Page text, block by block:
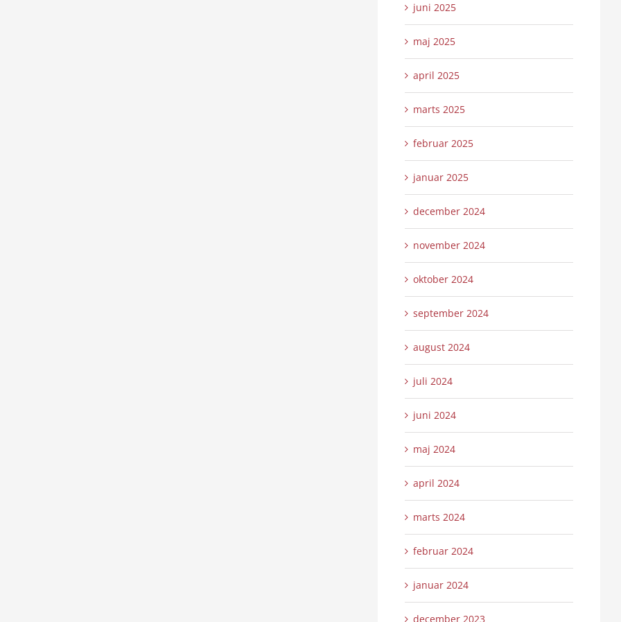
juni 2025
maj 2025
april 2025
marts 2025
februar 2025
januar 2025
december 2024
november 2024
oktober 2024
september 2024
august 2024
juli 2024
juni 2024
maj 2024
april 2024
marts 2024
februar 2024
januar 2024
december 2023